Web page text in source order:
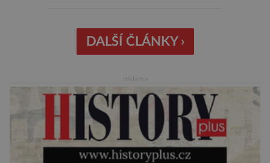
křišťálovou kouli, ze které umělá inteligence
věštila, které technologie v dohledné
Za vším stojí australští výzkumníci, kteří pomocí
umělé inteligence a […]
DALŠÍ ČLÁNKY ›